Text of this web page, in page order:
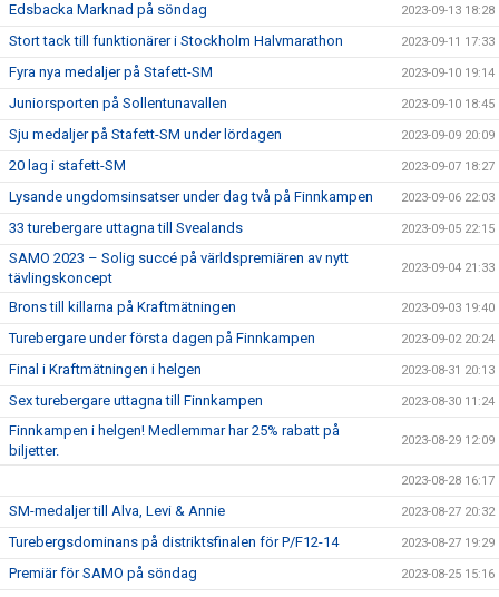
Edsbacka Marknad på söndag 2023-09-13 18:28
Stort tack till funktionärer i Stockholm Halvmarathon 2023-09-11 17:33
Fyra nya medaljer på Stafett-SM 2023-09-10 19:14
Juniorsporten på Sollentunavallen 2023-09-10 18:45
Sju medaljer på Stafett-SM under lördagen 2023-09-09 20:09
20 lag i stafett-SM 2023-09-07 18:27
Lysande ungdomsinsatser under dag två på Finnkampen 2023-09-06 22:03
33 turebergare uttagna till Svealands 2023-09-05 22:15
SAMO 2023 – Solig succé på världspremiären av nytt
tävlingskoncept
2023-09-04 21:33
Brons till killarna på Kraftmätningen 2023-09-03 19:40
Turebergare under första dagen på Finnkampen 2023-09-02 20:24
Final i Kraftmätningen i helgen 2023-08-31 20:13
Sex turebergare uttagna till Finnkampen 2023-08-30 11:24
Finnkampen i helgen! Medlemmar har 25% rabatt på
biljetter.
2023-08-29 12:09
2023-08-28 16:17
SM-medaljer till Alva, Levi & Annie 2023-08-27 20:32
Turebergsdominans på distriktsfinalen för P/F12-14 2023-08-27 19:29
Premiär för SAMO på söndag 2023-08-25 15:16